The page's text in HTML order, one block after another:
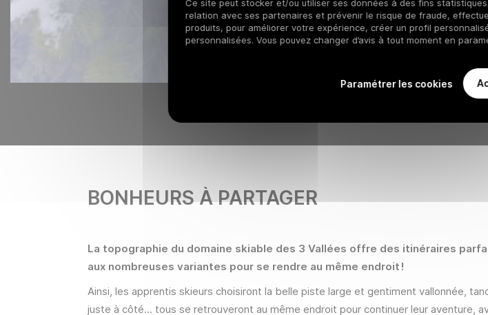
BONHEURS À PARTAGER
La topographie du domaine skiable des 3 Vallées offre des itinéraires
aux nombreuses variantes pour se rendre au même endroit !
Ainsi, les apprentis skieurs choisiront la belle piste large et gentiment vallonnée,
juste à côté… tous se retrouveront au même endroit pour continuer leur aventure,
Ce site peut stocker et/ou utiliser ses données à des fins
relation avec ses partenaires et prévenir le risque de fraude,
produits, pour améliorer votre expérience, créer un profil
personnalisées. Vous pouvez changer d’avis à tout moment en
Paramétrer les cookies